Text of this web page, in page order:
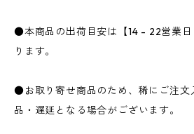
●本商品の出荷目安は【14 - 22営業
ります。
●お取り寄せ商品のため、稀にご注文
品・遅延となる場合がございます。